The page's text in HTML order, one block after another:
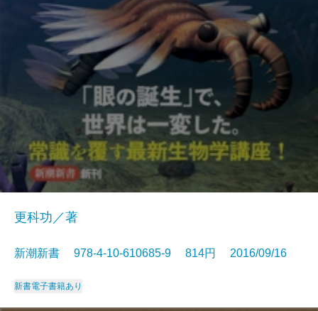
更科功／著
新潮新書 978-4-10-610685-9 814円 2016/09/16
新書電子書籍あり